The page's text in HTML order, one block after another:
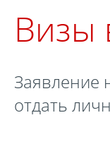
✉️
3857 888
Визы
Заявление
отдать